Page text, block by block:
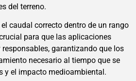
del terreno.
caudal correcto dentro de un rango
para que las aplicaciones
responsables, garantizando que los
necesario al tiempo que se
y el impacto medioambiental.